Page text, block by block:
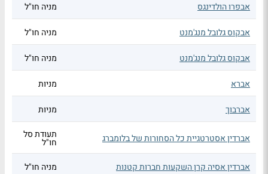
אבפרו הולדינגס מניה חו"ל
אבקוס גלובל מנג'מנט מניה חו"ל
אבקוס גלובל מנג'מנט מניה חו"ל
אברא מניות
אברבוך מניות
אברדין אסטרטגיית כל הסחורות של בלומברג תעודת סל
חו"ל
אברדין אסיה קרן השקעות חברות קטנות
מניה חו"ל